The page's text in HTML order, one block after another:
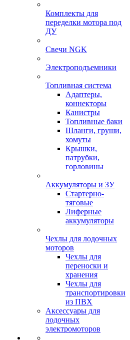
Комплекты для
переделки мотора под
ДУ
Свечи NGK
Электроподъемники
Топливная система
Адаптеры,
коннекторы
Канистры
Топливные баки
Шланги, груши,
хомуты
Крышки,
патрубки,
горловины
Аккумуляторы и ЗУ
Стартерно-
тяговые
Лиферные
аккумуляторы
Чехлы для лодочных
моторов
Чехлы для
переноски и
хранения
Чехлы для
транспортировки
из ПВХ
Аксессуары для
лодочных
электромоторов